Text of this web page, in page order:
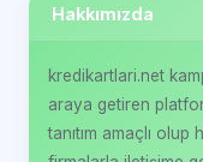
Hakkımızda
kredikartlari.net
araya getiren
tanıtım amaçlı